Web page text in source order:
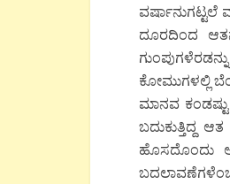
ದೂರದಿಂದ
ಕೋಮುಗಳಲ್ಲಿ
ಮಾನವ
ಬದುಕುತ್ತಿದ್ದ ಆತ
ಹೊಸದೊಂದು